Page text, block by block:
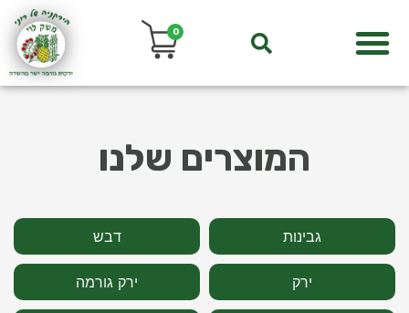
0
המוצרים שלנו
גבינות דבש
ירק ירק גורמה